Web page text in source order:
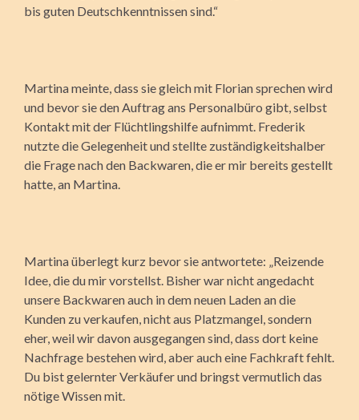
bis guten Deutschkenntnissen sind.“
Martina meinte, dass sie gleich mit Florian sprechen wird
und bevor sie den Auftrag ans Personalbüro gibt, selbst
Kontakt mit der Flüchtlingshilfe aufnimmt. Frederik
nutzte die Gelegenheit und stellte zuständigkeitshalber
die Frage nach den Backwaren, die er mir bereits gestellt
hatte, an Martina.
Martina überlegt kurz bevor sie antwortete: „Reizende
Idee, die du mir vorstellst. Bisher war nicht angedacht
unsere Backwaren auch in dem neuen Laden an die
Kunden zu verkaufen, nicht aus Platzmangel, sondern
eher, weil wir davon ausgegangen sind, dass dort keine
Nachfrage bestehen wird, aber auch eine Fachkraft fehlt.
Du bist gelernter Verkäufer und bringst vermutlich das
nötige Wissen mit.